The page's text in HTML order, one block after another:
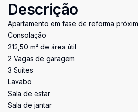
Descrição
Apartamento em fase de reforma
Consolação
213,50 m² de área útil
2 Vagas de garagem
3 Suítes
Lavabo
Sala de estar
Sala de jantar